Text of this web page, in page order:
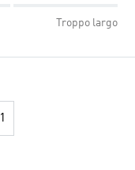
Troppo largo
1